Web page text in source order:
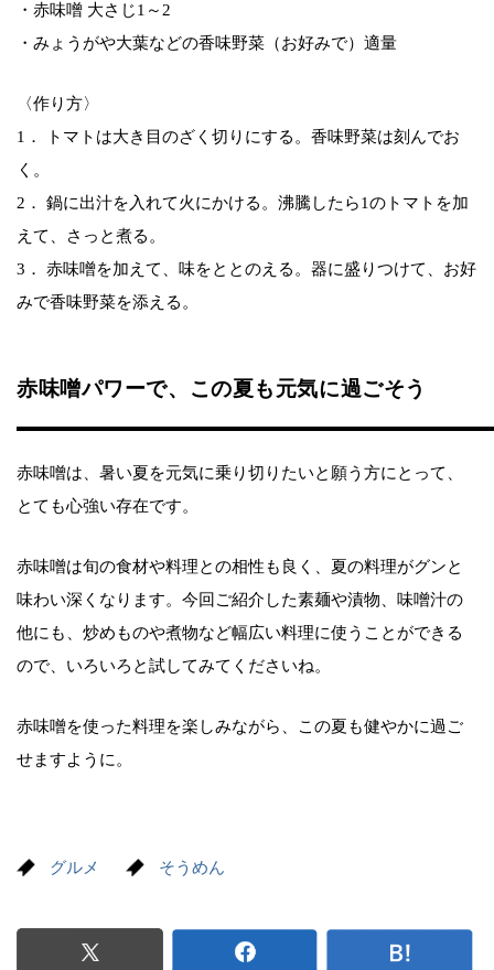
・赤味噌 大さじ1～2
・みょうがや大葉などの香味野菜（お好みで）適量
〈作り方〉
1． トマトは大き目のざく切りにする。香味野菜は刻んでお
く。
2． 鍋に出汁を入れて火にかける。沸騰したら1のトマトを加
えて、さっと煮る。
3． 赤味噌を加えて、味をととのえる。器に盛りつけて、お好
みで香味野菜を添える。
赤味噌パワーで、この夏も元気に過ごそう
赤味噌は、暑い夏を元気に乗り切りたいと願う方にとって、
とても心強い存在です。
赤味噌は旬の食材や料理との相性も良く、夏の料理がグンと
味わい深くなります。今回ご紹介した素麺や漬物、味噌汁の
他にも、炒めものや煮物など幅広い料理に使うことができる
ので、いろいろと試してみてくださいね。
赤味噌を使った料理を楽しみながら、この夏も健やかに過ご
せますように。
グルメ そうめん